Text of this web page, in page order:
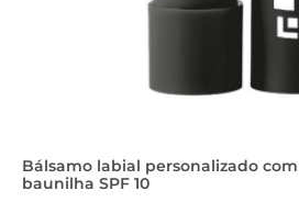
Bálsamo labial personalizado
baunilha SPF 10